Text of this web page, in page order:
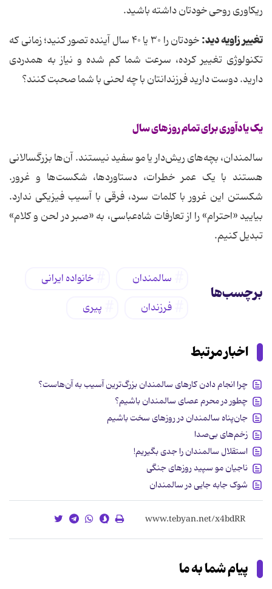
ریکاوری روحی خودتان داشته باشید.
تغییر زاویه دید:
خودتان را ۳۰ یا ۴۰ سال آینده تصور کنید؛ زمانی که
تکنولوژی تغییر کرده، سرعت شما کم شده و نیاز به همدردی
دارید. دوست دارید فرزندانتان با چه لحنی با شما صحبت کنند؟
یک یادآوری برای تمام روزهای سال
سالمندان، بچه‌های ریش‌دار یا مو سفید نیستند. آن‌ها بزرگسالانی
هستند با یک عمر خطرات، دستاوردها، شکست‌ها و غرور.
شکستن این غرور با کلمات سرد، فرقی با آسیب فیزیکی ندارد.
بیایید «احترام» را از تعارفات شاه‌عباسی، به «صبر در لحن و کلام»
تبدیل کنیم.
برچسب‌ها
سالمندان
خانواده ایرانی
فرزندان
پیری
اخبار مرتبط
چرا انجام دادن کارهای سالمندان بزرگ‌ترین آسیب به آن‌هاست؟
چطور در محرم عصای سالمندان باشیم؟
جان‌پناه سالمندان در روزهای سخت باشیم
زخم‌های بی‌صدا
استقلال سالمندان را جدی بگیریم!
ناجیان مو سپید روزهای جنگی
شوک جابه جایی در سالمندان
پیام شما به ما